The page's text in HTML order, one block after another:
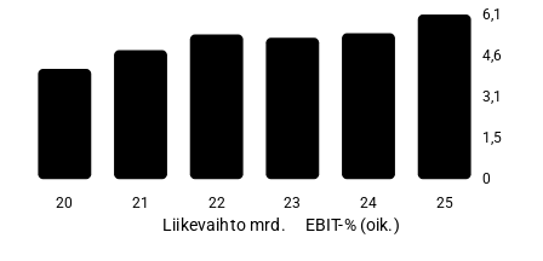
6,1
4,6
3,1
1,5
0
20 21 22 23 24 25
Liikevaihto mrd. EBIT-% (oik.)